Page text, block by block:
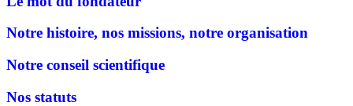
Notre histoire, nos missions, notre organisation
Notre conseil scientifique
Nos statuts